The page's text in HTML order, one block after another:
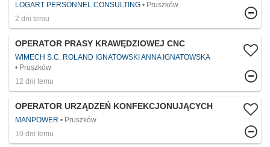
LOGART PERSONNEL CONSULTING
Pruszków
2 dni temu
OPERATOR PRASY KRAWĘDZIOWEJ CNC
WIMECH S.C. ROLAND IGNATOWSKI ANNA IGNATOWSKA
Pruszków
12 dni temu
OPERATOR URZĄDZEŃ KONFEKCJONUJĄCYCH
MANPOWER
Pruszków
10 dni temu